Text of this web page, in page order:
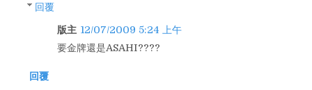
回覆
版主 12/07/2009 5:24 上午
要金牌還是ASAHI????
回覆